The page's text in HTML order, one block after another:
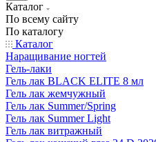
Каталог
По всему сайту
По каталогу
Каталог
Наращивание ногтей
Гель-лаки
Гель лак BLACK ELITE 8 мл
Гель лак жемчужный
Гель лак Summer/Spring
Гель лак Summer Light
Гель лак витражный